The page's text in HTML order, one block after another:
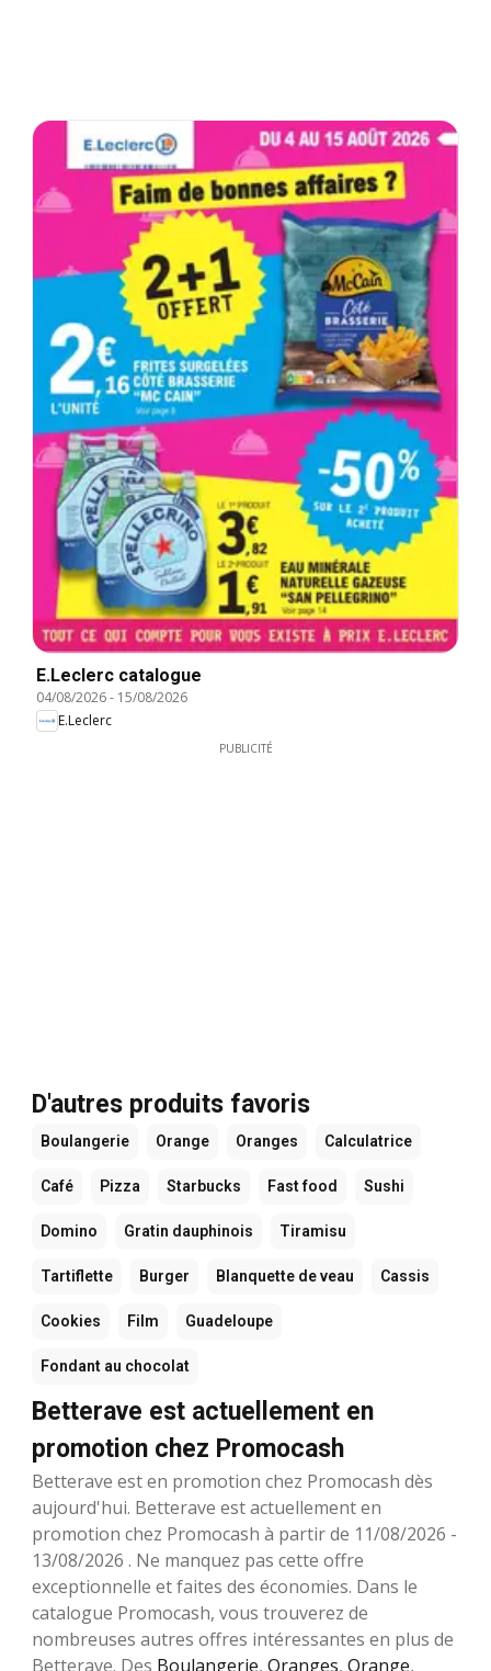
E.Leclerc catalogue
04/08/2026- 15/08/2026
E.Leclerc
PUBLICITÉ
D'autres produits favoris
Boulangerie Orange Oranges Calculatrice
Café Pizza Starbucks Fast food Sushi
Domino Gratin dauphinois Tiramisu
Tartiflette Burger Blanquette de veau Cassis
Cookies Film Guadeloupe
Fondant au chocolat
Betterave est actuellement en
promotion chez Promocash
Betterave est en promotion chez Promocash dès
aujourd'hui. Betterave est actuellement en
promotion chez Promocash à partir de 11/08/2026 -
13/08/2026 . Ne manquez pas cette offre
exceptionnelle et faites des économies. Dans le
catalogue Promocash, vous trouverez de
nombreuses autres offres intéressantes en plus de
Betterave. Des Boulangerie, Oranges, Orange,